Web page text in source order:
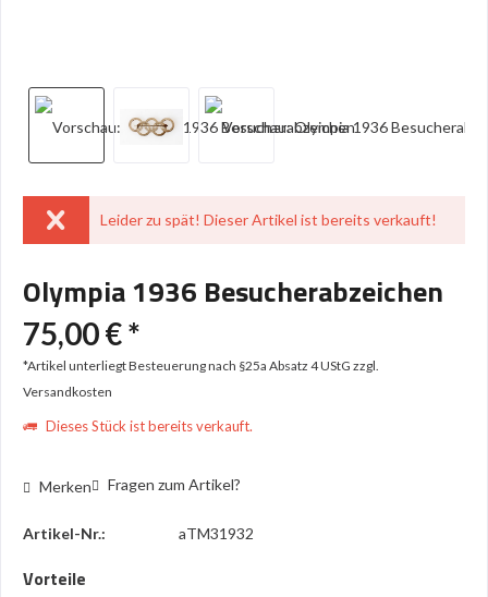
Leider zu spät! Dieser Artikel ist bereits verkauft!
Olympia 1936 Besucherabzeichen
75,00 € *
*Artikel unterliegt Besteuerung nach §25a Absatz 4 UStG zzgl.
Versandkosten
Dieses Stück ist bereits verkauft.
Merken Fragen zum Artikel?
Artikel-Nr.: aTM31932
Vorteile